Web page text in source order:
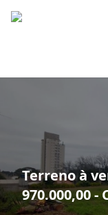
Terreno à
970.000,00 -